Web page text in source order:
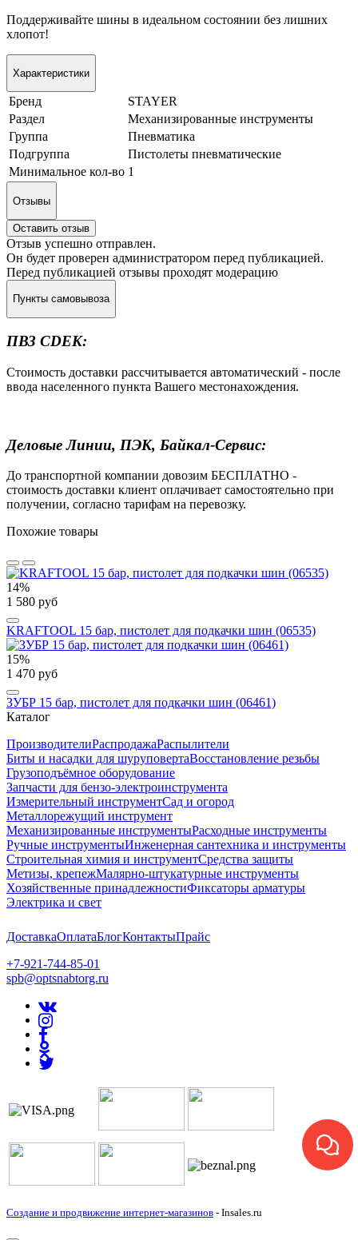
Поддерживайте шины в идеальном состоянии без лишних
хлопот!
Характеристики
Бренд
STAYER
Раздел
Механизированные инструменты
Группа
Пневматика
Подгруппа
Пистолеты пневматические
Минимальное кол-во 1
Отзывы
Оставить отзыв
Отзыв успешно отправлен.
Он будет проверен администратором перед публикацией.
Перед публикацией отзывы проходят модерацию
Пункты самовывоза
ПВЗ CDEK:
Стоимость доставки рассчитывается автоматический - после
ввода населенного пункта Вашего местонахождения.
Деловые Линии, ПЭК, Байкал-Сервис:
До транспортной компании довозим БЕСПЛАТНО -
стоимость доставки клиент оплачивает самостоятельно при
получении, согласно тарифам на перевозку.
Похожие товары
14%
1 580 руб
KRAFTOOL 15 бар, пистолет для подкачки шин (06535)
15%
1 470 руб
ЗУБР 15 бар, пистолет для подкачки шин (06461)
Каталог
ПроизводителиРаспродажаРаспылители
Биты и насадки для шуруповертаВосстановление резьбы
Грузоподъёмное оборудование
Запчасти для бензо-электроинструмента
Измерительный инструментСад и огород
Металлорежущий инструмент
Механизированные инструментыРасходные инструменты
Ручные инструментыИнженерная сантехника и инструменты
Строительная химия и инструментСредства защиты
Метизы, крепежМалярно-штукатурные инструменты
Хозяйственные принадлежностиФиксаторы арматуры
Электрика и свет
ДоставкаОплатаБлогКонтактыПрайс
+7-921-744-85-01
spb@optsnabtorg.ru
Создание и продвижение интернет-магазинов - Insales.ru